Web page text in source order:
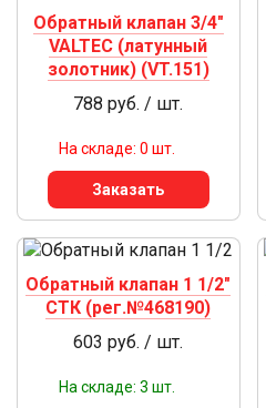
Обратный клапан 3/4"
VALTEC (латунный
золотник) (VT.151)
788 руб. / шт.
На складе: 0 шт.
Заказать
Обратный клапан 1 1/2"
СТК (рег.№468190)
603 руб. / шт.
На складе: 3 шт.